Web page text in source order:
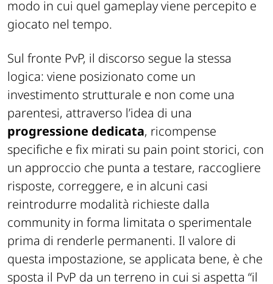
intervenendo sia sull’impatto visivo sia sul
modo in cui quel gameplay viene percepito e
Sul fronte PvP, il discorso segue la stessa
logica: viene posizionato come un
investimento strutturale e non come una
parentesi, attraverso l’idea di una
progressione dedicata, ricompense
specifiche e fix mirati su pain point storici, con
un approccio che punta a testare, raccogliere
risposte, correggere, e in alcuni casi
reintrodurre modalità richieste dalla
community in forma limitata o sperimentale
prima di renderle permanenti. Il valore di
questa impostazione, se applicata bene, è che